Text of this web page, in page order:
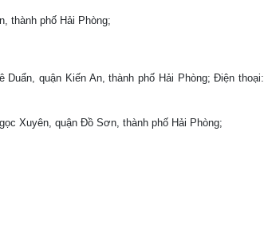
thành phố Hải Phòng;
quận Kiến An, thành phố Hải Phòng; Điện thoại:
Xuyên, quận Đồ Sơn, thành phố Hải Phòng;